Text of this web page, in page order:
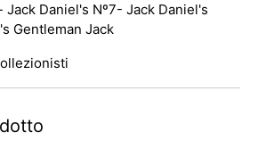
Jack Daniel's Nº7- Jack Daniel's
Gentleman Jack